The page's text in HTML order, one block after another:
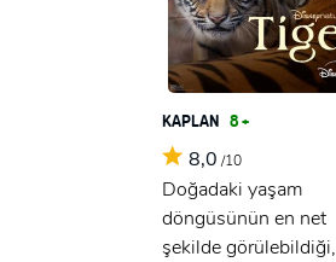
KAPLAN 8 +
8,0 /10
Doğadaki yaşam
döngüsünün en net
şekilde görülebildiği,